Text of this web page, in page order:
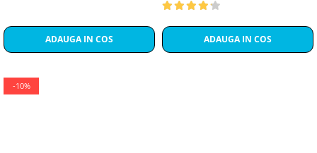
ADAUGA IN COS ADAUGA IN COS
-10%